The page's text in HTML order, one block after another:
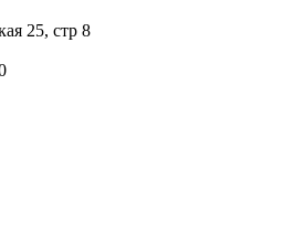
25, стр 8